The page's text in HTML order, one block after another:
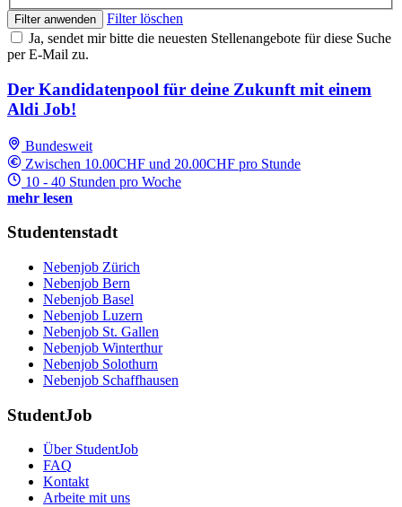
Filter anwenden
Filter löschen
Ja, sendet mir bitte die neuesten Stellenangebote für diese Suche
per E-Mail zu.
Der Kandidatenpool für deine Zukunft mit einem
Aldi Job!
Bundesweit
Zwischen 10.00CHF und 20.00CHF pro Stunde
10 - 40 Stunden pro Woche
mehr lesen
Studentenstadt
Nebenjob Zürich
Nebenjob Bern
Nebenjob Basel
Nebenjob Luzern
Nebenjob St. Gallen
Nebenjob Winterthur
Nebenjob Solothurn
Nebenjob Schaffhausen
StudentJob
Über StudentJob
FAQ
Kontakt
Arbeite mit uns